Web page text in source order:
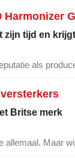
Harmonizer
zijn tijd en
als
Britse merk
allemaal. Maar